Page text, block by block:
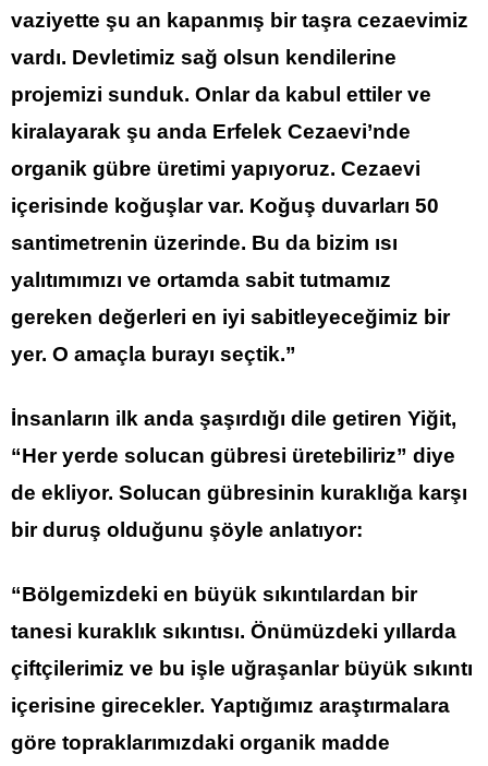
vaziyette şu an kapanmış bir taşra cezaevimiz
vardı. Devletimiz sağ olsun kendilerine
projemizi sunduk. Onlar da kabul ettiler ve
kiralayarak şu anda Erfelek Cezaevi’nde
organik gübre üretimi yapıyoruz. Cezaevi
içerisinde koğuşlar var. Koğuş duvarları 50
santimetrenin üzerinde. Bu da bizim ısı
yalıtımımızı ve ortamda sabit tutmamız
gereken değerleri en iyi sabitleyeceğimiz bir
yer. O amaçla burayı seçtik.”
İnsanların ilk anda şaşırdığı dile getiren Yiğit,
“Her yerde solucan gübresi üretebiliriz” diye
de ekliyor. Solucan gübresinin kuraklığa karşı
bir duruş olduğunu şöyle anlatıyor:
“Bölgemizdeki en büyük sıkıntılardan bir
tanesi kuraklık sıkıntısı. Önümüzdeki yıllarda
çiftçilerimiz ve bu işle uğraşanlar büyük sıkıntı
içerisine girecekler. Yaptığımız araştırmalara
göre topraklarımızdaki organik madde